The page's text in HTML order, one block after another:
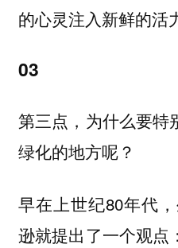
的心灵注入新鲜的活
03
第三点，为什么要特
绿化的地方呢？
早在上世纪80年代
逊就提出了一个观点